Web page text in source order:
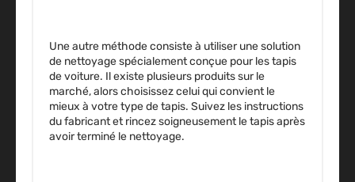
Une autre méthode consiste à utiliser une solution
de nettoyage spécialement conçue pour les tapis
de voiture. Il existe plusieurs produits sur le
marché, alors choisissez celui qui convient le
mieux à votre type de tapis. Suivez les instructions
du fabricant et rincez soigneusement le tapis après
avoir terminé le nettoyage.